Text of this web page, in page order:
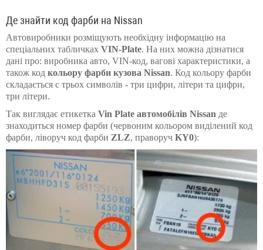
Де знайти код фарби на Nissan
Автовиробники розміщують необхідну інформацію на
спеціальних табличках VIN-Plate. На них можна дізнатися
дані про: виробника авто, VIN-код, вагові характеристики, а
також код кольору фарби кузова Nissan. Код кольору фарби
складається с трьоx символів - три цифри, літери та цифри,
три літери.
Так виглядає етикетка Vin Plate автомобілів Nissan де
знаходиться номер фарби (червоним кольором виділений код
фарби, ліворуч код фарби ZLZ, праворуч KY0):